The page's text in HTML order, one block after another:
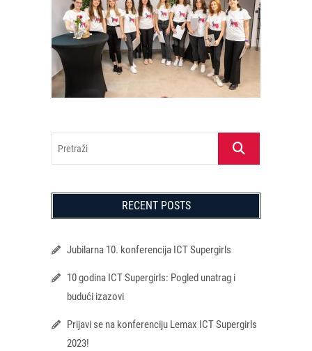
Pretraži
RECENT POSTS
Jubilarna 10. konferencija ICT Supergirls
10 godina ICT Supergirls: Pogled unatrag i
budući izazovi
Prijavi se na konferenciju Lemax ICT Supergirls
2023!